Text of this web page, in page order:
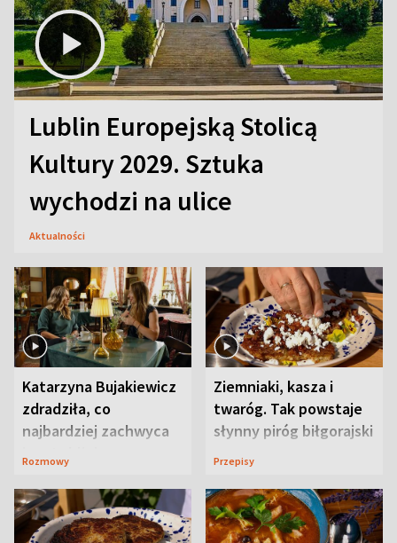
Lublin Europejską Stolicą
Kultury 2029. Sztuka
wychodzi na ulice
Aktualności
Katarzyna Bujakiewicz
zdradziła, co
najbardziej zachwyca
ją w Lublinie
Rozmowy
Ziemniaki, kasza i
twaróg. Tak powstaje
słynny piróg biłgorajski
Przepisy